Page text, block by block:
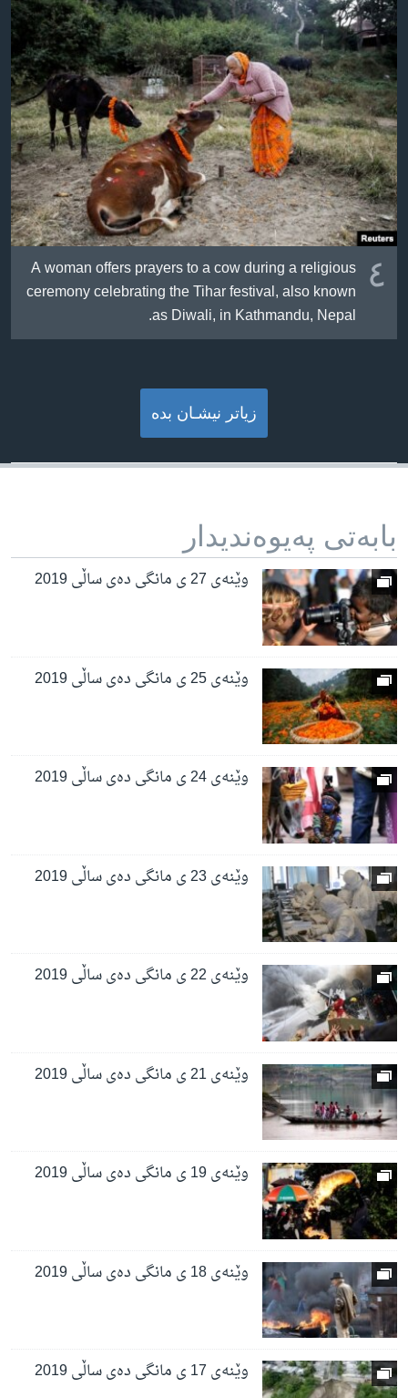
٤ A woman offers prayers to a cow during a religious
ceremony celebrating the Tihar festival, also known
as Diwali, in Kathmandu, Nepal.
زیاتر نیشـان بده‌
بابه‌تی په‌یوه‌ندیدار
وێنەی 27 ی مانگی دەی ساڵی 2019
وێنەی 25 ی مانگی دەی ساڵی 2019
وێنەی 24 ی مانگی دەی ساڵی 2019
وێنەی 23 ی مانگی دەی ساڵی 2019
وێنەی 22 ی مانگی دەی ساڵی 2019
وێنەی 21 ی مانگی دەی ساڵی 2019
وێنەی 19 ی مانگی دەی ساڵی 2019
وێنەی 18 ی مانگی دەی ساڵی 2019
وێنەی 17 ی مانگی دەی ساڵی 2019